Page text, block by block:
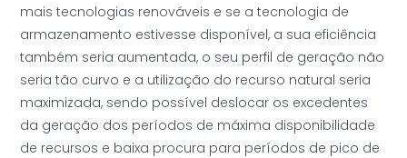
mais tecnologias renováveis e se a tecnologia de
armazenamento estivesse disponível, a sua eficiência
também seria aumentada, o seu perfil de geração não
seria tão curvo e a utilização do recurso natural seria
maximizada, sendo possível deslocar os excedentes
da geração dos períodos de máxima disponibilidade
de recursos e baixa procura para períodos de pico de